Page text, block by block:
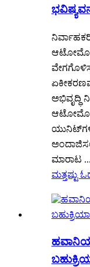
ಅಭಿವೃದ್ಧಿ
ಮಾರಾಟ ...
ಮತ್ತಷ್ಟು